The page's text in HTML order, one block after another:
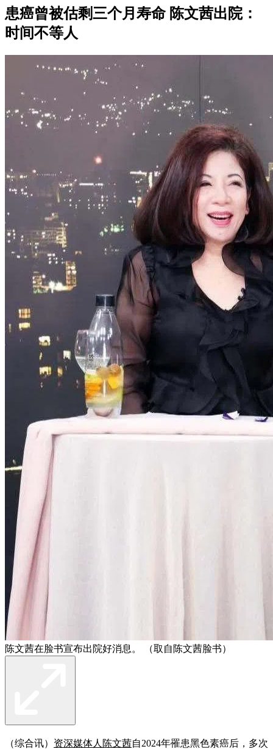
患癌曾被估剩三个月寿命 陈文茜出院：
时间不等人
陈文茜在脸书宣布出院好消息。 （取自陈文茜脸书）
（综合讯） 资深媒体人陈文茜自2024年罹患黑色素癌后，多次